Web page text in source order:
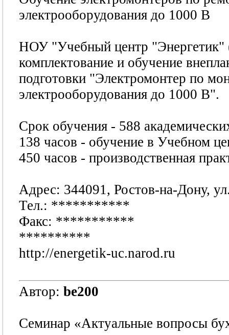
электрооборудования до 1000 В
НОУ "Учебный центр "Энергетик"
комплектование и обучение
подготовки "Электромонтер по
электрооборудования до 1000 В".
Срок обучения - 588
138 часов - обучение в Учебном
450 часов - производственная
Адрес: 344091, Ростов-на-Дону,
Тел.: ***********
Факс: ***********
**********
http://energetik-uc.narod.ru
Автор: be200
Семинар «Актуальные вопросы